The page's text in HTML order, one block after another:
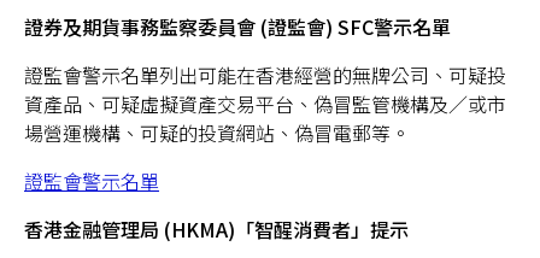
證券及期貨事務監察委員會 (證監會) SFC警示名單
證監會警示名單列出可能在香港經營的無牌公司、可疑投
資產品、可疑虛擬資產交易平台、偽冒監管機構及／或市
場營運機構、可疑的投資網站、偽冒電郵等。
證監會警示名單
香港金融管理局 (HKMA)「智醒消費者」提示